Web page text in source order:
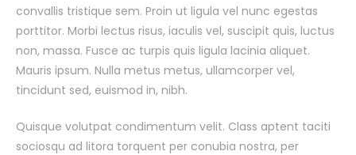
convallis tristique sem. Proin ut ligula vel nunc egestas
porttitor. Morbi lectus risus, iaculis vel, suscipit quis, luctus
non, massa. Fusce ac turpis quis ligula lacinia aliquet.
Mauris ipsum. Nulla metus metus, ullamcorper vel,
tincidunt sed, euismod in, nibh.
Quisque volutpat condimentum velit. Class aptent taciti
sociosqu ad litora torquent per conubia nostra, per